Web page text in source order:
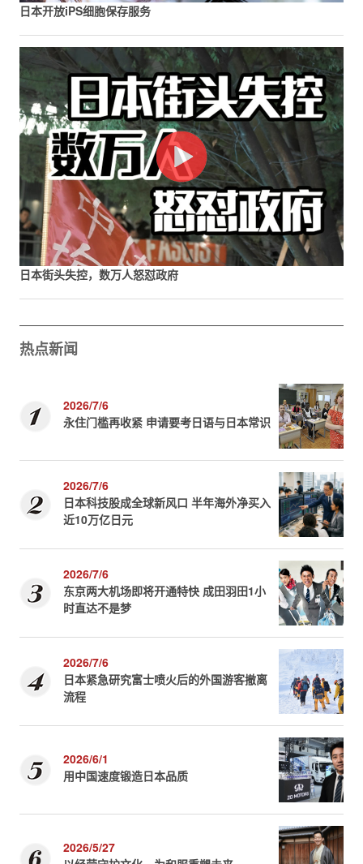
日本开放iPS细胞保存服务
日本街头失控，数万人怒怼政府
热点新闻
2026/7/6
永住门槛再收紧 申请要考日语与日本常识
2026/7/6
日本科技股成全球新风口 半年海外净买入
近10万亿日元
2026/7/6
东京两大机场即将开通特快 成田羽田1小
时直达不是梦
2026/7/6
日本紧急研究富士喷火后的外国游客撤离
流程
2026/6/1
用中国速度锻造日本品质
2026/5/27